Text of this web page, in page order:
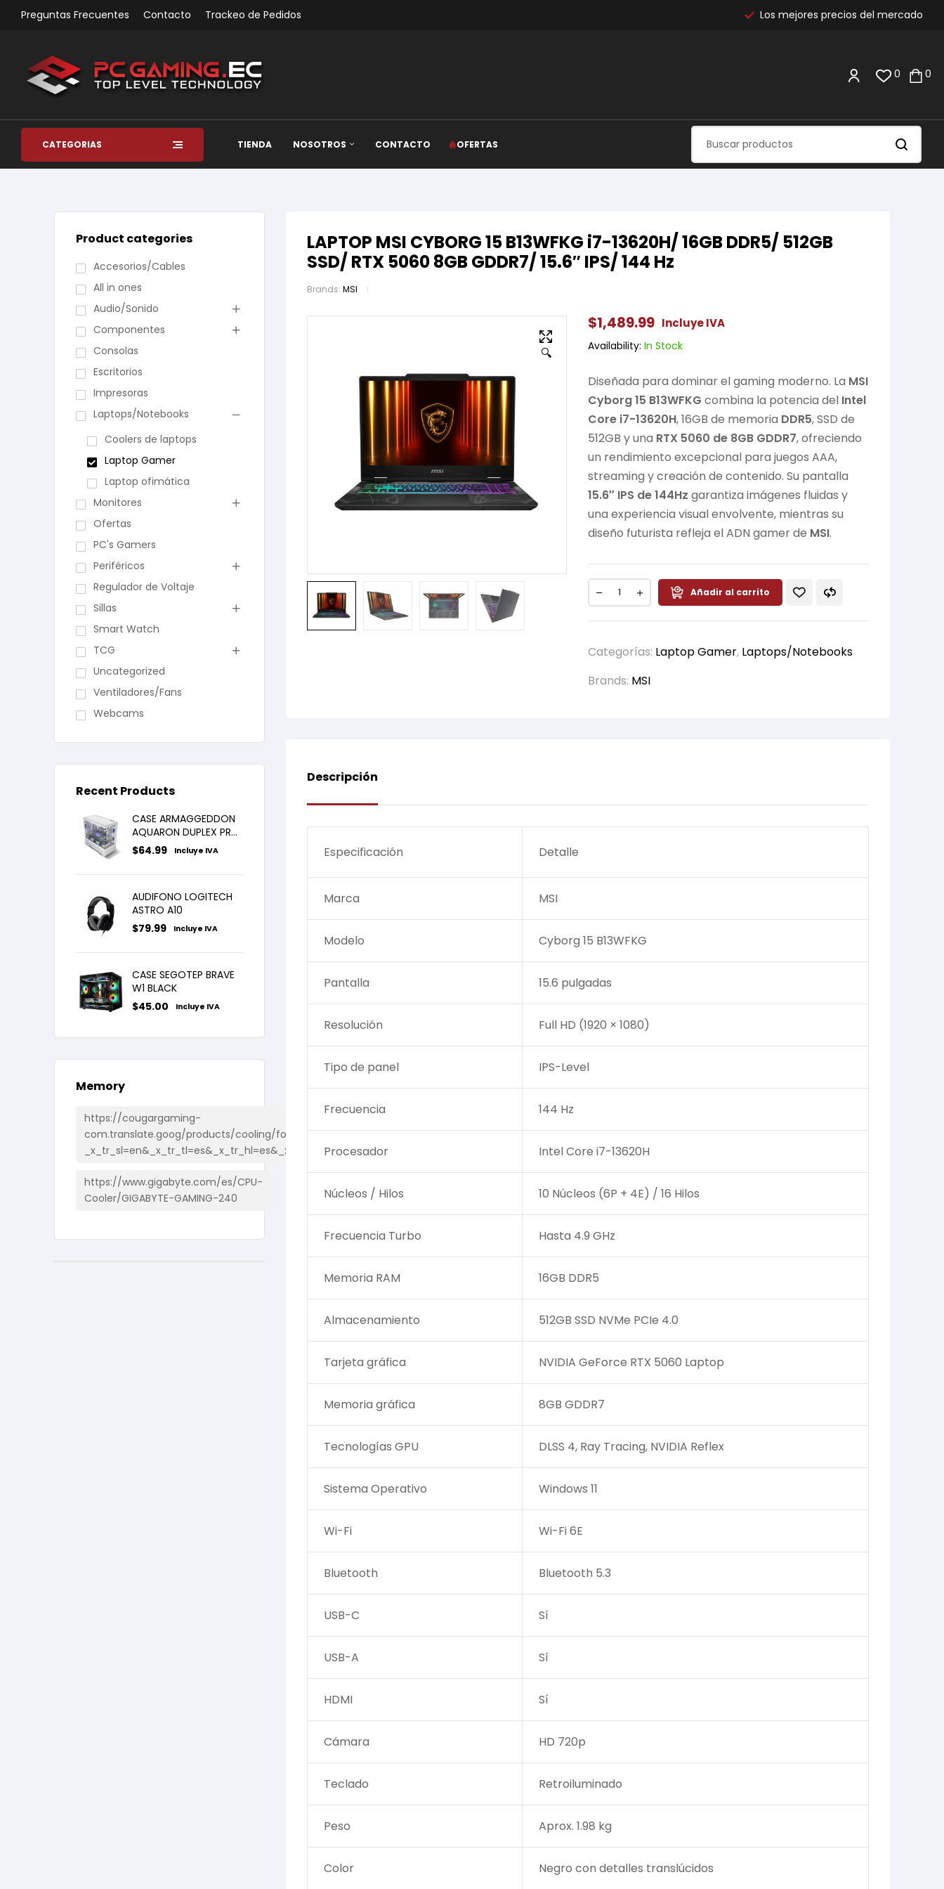
Preguntas Frecuentes Contacto Trackeo de Pedidos Los mejores precios del mercado
0 0
CATEGORÍAS TIENDA NOSOTROS CONTACTO OFERTAS
LAPTOP MSI CYBORG 15 B13WFKG i7-13620H/ 16GB DDR5/ 512GB
SSD/ RTX 5060 8GB GDDR7/ 15.6″ IPS/ 144 Hz
Brands: MSI
🔍
$1,489.99 Incluye IVA
Availability: In Stock
Diseñada para dominar el gaming moderno. La MSI
Cyborg 15 B13WFKG combina la potencia del Intel
Core i7-13620H, 16GB de memoria DDR5, SSD de
512GB y una RTX 5060 de 8GB GDDR7, ofreciendo
un rendimiento excepcional para juegos AAA,
streaming y creación de contenido. Su pantalla
15.6″ IPS de 144Hz garantiza imágenes fluidas y
una experiencia visual envolvente, mientras su
diseño futurista refleja el ADN gamer de MSI.
Añadir al carrito
Categorías: Laptop Gamer, Laptops/Notebooks
Brands: MSI
Descripción
Especificación Detalle
Marca MSI
Modelo Cyborg 15 B13WFKG
Pantalla 15.6 pulgadas
Resolución Full HD (1920 × 1080)
Tipo de panel IPS-Level
Frecuencia 144 Hz
Procesador Intel Core i7-13620H
Núcleos / Hilos 10 Núcleos (6P + 4E) / 16 Hilos
Frecuencia Turbo Hasta 4.9 GHz
Memoria RAM 16GB DDR5
Almacenamiento 512GB SSD NVMe PCIe 4.0
Tarjeta gráfica NVIDIA GeForce RTX 5060 Laptop
Memoria gráfica 8GB GDDR7
Tecnologías GPU DLSS 4, Ray Tracing, NVIDIA Reflex
Sistema Operativo Windows 11
Wi-Fi Wi-Fi 6E
Bluetooth Bluetooth 5.3
USB-C Sí
USB-A Sí
HDMI Sí
Cámara HD 720p
Teclado Retroiluminado
Peso Aprox. 1.98 kg
Color Negro con detalles translúcidos
Product categories
Accesorios/Cables
All in ones
Audio/Sonido
Componentes
Consolas
Escritorios
Impresoras
Laptops/Notebooks
Coolers de laptops
Laptop Gamer
Laptop ofimática
Monitores
Ofertas
PC's Gamers
Periféricos
Regulador de Voltaje
Sillas
Smart Watch
TCG
Uncategorized
Ventiladores/Fans
Webcams
Recent Products
CASE ARMAGGEDDON
AQUARON DUPLEX PRO
WHITE X3FANS ARGB
$64.99 Incluye IVA
AUDIFONO LOGITECH
ASTRO A10
$79.99 Incluye IVA
CASE SEGOTEP BRAVE
W1 BLACK
$45.00 Incluye IVA
Memory
https://cougargaming-
com.translate.goog/products/cooling/forza85/?
_x_tr_sl=en&_x_tr_tl=es&_x_tr_hl=es&_x_tr_pto=tc
https://www.gigabyte.com/es/CPU-
Cooler/GIGABYTE-GAMING-240